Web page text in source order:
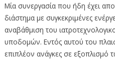
Μία συνεργασία που ήδη έχει
διάστημα με συγκεκριμένες
αναβάθμιση του
υποδομών. Εντός αυτού του
επιπλέον ανάγκες σε εξοπλισμό